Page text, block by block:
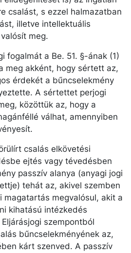
csalást, s ezzel halmazatban
illetve intellektuális
meg.
fogalmát a Be. 51. §-ának (1)
meg akként, hogy sértett az,
érdekét a bűncselekmény
A sértettet perjogi
közöttük az, hogy a
válhat, amennyiben
csalás elkövetési
ejtés vagy tévedésben
passzív alanya (anyagi jogi
tehát az, akivel szemben
magatartás megvalósul, akit a
kihatású intézkedés
szempontból
bűncselekményének az,
kárt szenved. A passzív